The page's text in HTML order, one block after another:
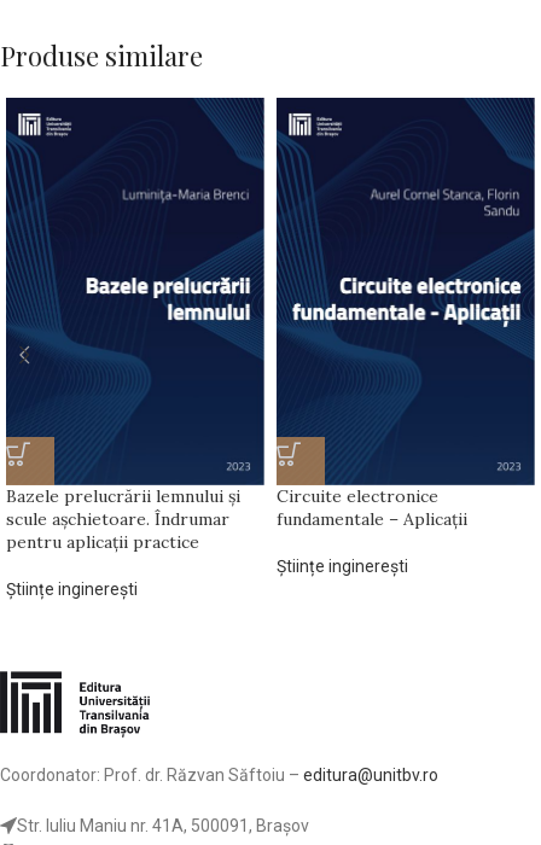
Produse similare
Bazele prelucrării lemnului și
scule așchietoare. Îndrumar
pentru aplicații practice
Științe inginerești
Circuite electronice
fundamentale – Aplicații
Științe inginerești
Coordonator: Prof. dr. Răzvan Săftoiu – editura@unitbv.ro
Str. Iuliu Maniu nr. 41A, 500091, Brașov